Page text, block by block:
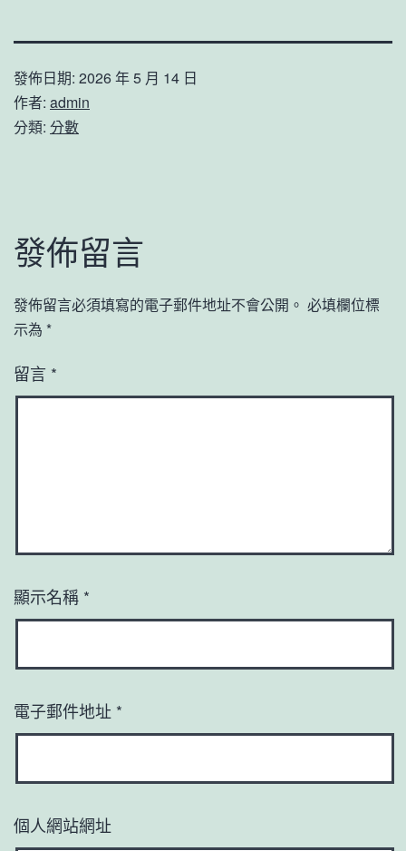
發佈日期: 2026 年 5 月 14 日
作者: admin
分類: 分數
發佈留言
發佈留言必須填寫的電子郵件地址不會公開。 必填欄位標
示為 *
留言 *
顯示名稱 *
電子郵件地址 *
個人網站網址